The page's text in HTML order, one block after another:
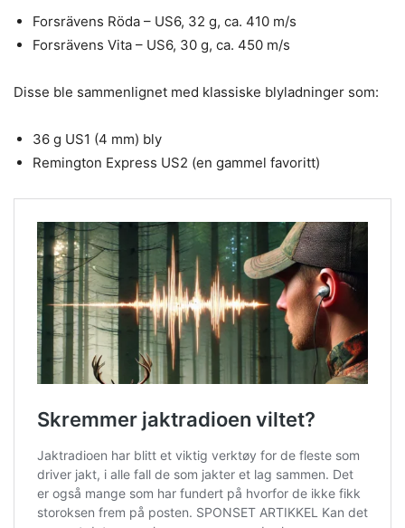
Forsrävens Röda – US6, 32 g, ca. 410 m/s
Forsrävens Vita – US6, 30 g, ca. 450 m/s
Disse ble sammenlignet med klassiske blyladninger som:
36 g US1 (4 mm) bly
Remington Express US2 (en gammel favoritt)